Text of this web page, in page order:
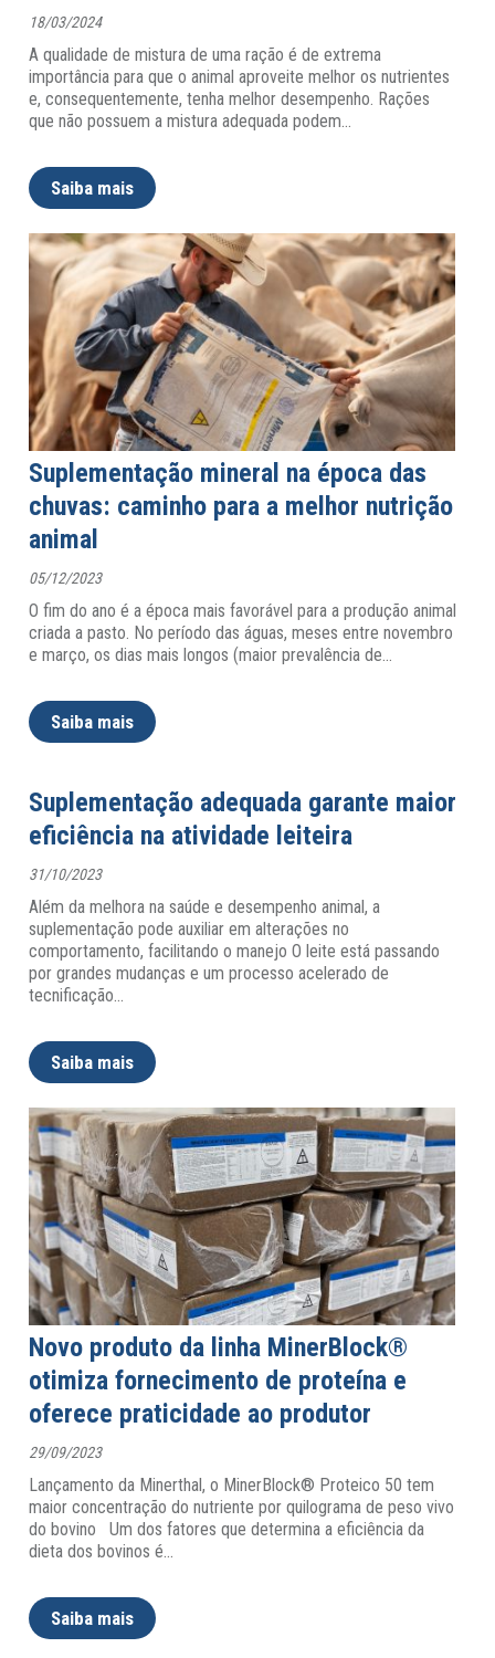
18/03/2024
A qualidade de mistura de uma ração é de extrema
importância para que o animal aproveite melhor os nutrientes
e, consequentemente, tenha melhor desempenho. Rações
que não possuem a mistura adequada podem
Saiba mais
Suplementação mineral na época das
chuvas: caminho para a melhor nutrição
animal
05/12/2023
O fim do ano é a época mais favorável para a produção animal
criada a pasto. No período das águas, meses entre novembro
e março, os dias mais longos (maior prevalência de…
Saiba mais
Suplementação adequada garante maior
eficiência na atividade leiteira
31/10/2023
Além da melhora na saúde e desempenho animal, a
suplementação pode auxiliar em alterações no
comportamento, facilitando o manejo O leite está passando
por grandes mudanças e um processo acelerado de
tecnificação…
Saiba mais
Novo produto da linha MinerBlock®
otimiza fornecimento de proteína e
oferece praticidade ao produtor
29/09/2023
Lançamento da Minerthal, o MinerBlock® Proteico 50 tem
maior concentração do nutriente por quilograma de peso vivo
do bovino Um dos fatores que determina a eficiência da
dieta dos bovinos é…
Saiba mais